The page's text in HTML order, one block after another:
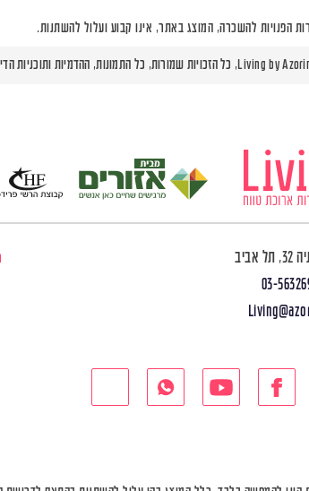
הפנויות להשכרה, המוצג באתר, אינו קבוע ועלול להשתנות.
03-